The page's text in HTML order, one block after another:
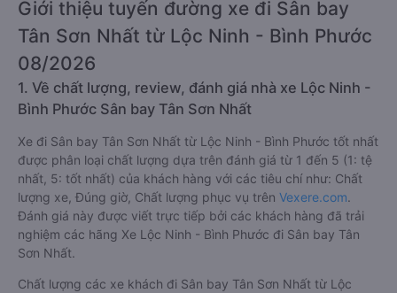
Giới thiệu tuyến đường xe đi Sân bay
Tân Sơn Nhất từ Lộc Ninh - Bình Phước
08/2026
1. Về chất lượng, review, đánh giá nhà xe Lộc Ninh -
Bình Phước Sân bay Tân Sơn Nhất
Xe đi Sân bay Tân Sơn Nhất từ Lộc Ninh - Bình Phước tốt nhất
được phân loại chất lượng dựa trên đánh giá từ 1 đến 5 (1: tệ
nhất, 5: tốt nhất) của khách hàng với các tiêu chí như: Chất
lượng xe, Đúng giờ, Chất lượng phục vụ trên Vexere.com.
Đánh giá này được viết trực tiếp bởi các khách hàng đã trải
nghiệm các hãng Xe Lộc Ninh - Bình Phước đi Sân bay Tân
Sơn Nhất.
Chất lượng các xe khách đi Sân bay Tân Sơn Nhất từ Lộc